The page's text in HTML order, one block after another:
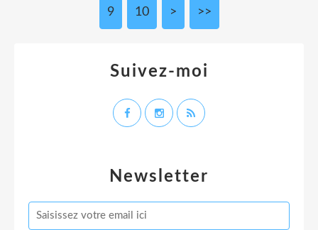
9 10 20
> >>
Newsletter
Suivez-moi